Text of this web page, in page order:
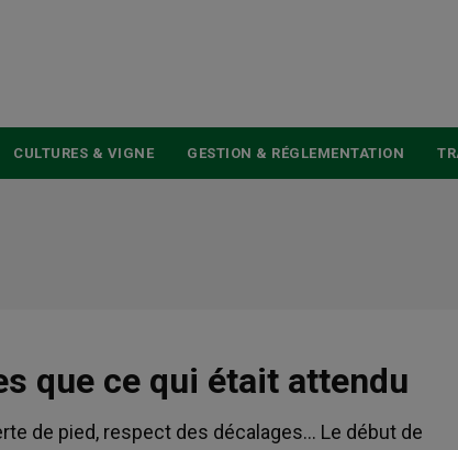
CULTURES & VIGNE GESTION & RÉGLEMENTATION
que ce qui était attendu
de pied, respect des décalages… Le début de